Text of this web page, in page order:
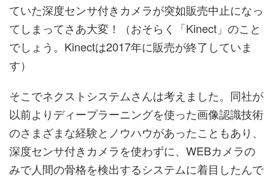
ていた深度センサ付きカメラが突如販売中止になっ
てしまってさあ大変！（おそらく「Kinect」のこと
でしょう。Kinectは2017年に販売が終了していま
す）
そこでネクストシステムさんは考えました。同社が
以前よりディープラーニングを使った画像認識技術
のさまざまな経験とノウハウがあったこともあり、
深度センサ付きカメラを使わずに、WEBカメラの
みで人間の骨格を検出するシステムに着目したんで